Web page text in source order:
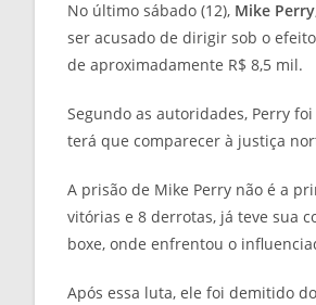
No último sábado (12), Mike Perry
ser acusado de dirigir sob o
de aproximadamente R$ 8,5 mil.
Segundo as autoridades, Perry
terá que comparecer à justiça
A prisão de Mike Perry não é a
vitórias e 8 derrotas, já teve sua
boxe, onde enfrentou o
Após essa luta, ele foi demitido